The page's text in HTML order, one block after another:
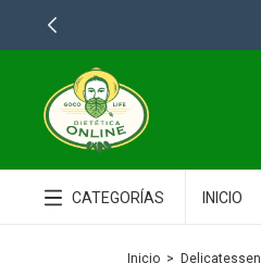
CATEGORÍAS INICIO
Inicio > Delicatessen